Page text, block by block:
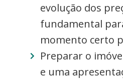
evolução dos
fundamental
momento certo
Preparar o
e uma